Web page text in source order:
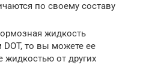
по своему составу
жидкость
то вы можете ее
жидкостью от других